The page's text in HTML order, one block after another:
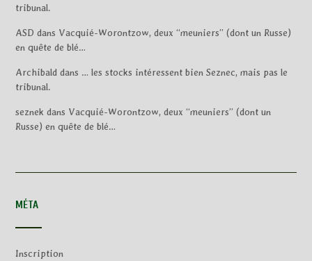
tribunal.
ASD dans Vacquié-Worontzow, deux “meuniers” (dont un Russe)
en quête de blé…
Archibald dans … les stocks intéressent bien Seznec, mais pas le
tribunal.
seznek dans Vacquié-Worontzow, deux “meuniers” (dont un
Russe) en quête de blé…
MÉTA
Inscription